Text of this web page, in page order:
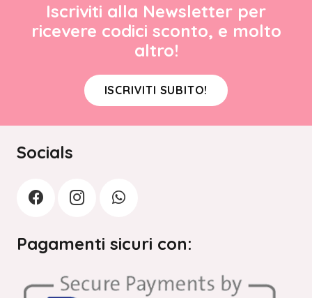
Iscriviti alla Newsletter per
ricevere codici sconto, e molto
altro!
ISCRIVITI SUBITO!
Socials
Pagamenti sicuri con: